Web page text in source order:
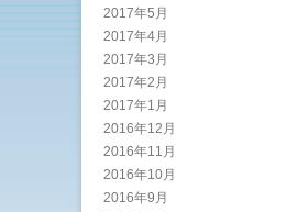
2017年5月
2017年4月
2017年3月
2017年2月
2017年1月
2016年12月
2016年11月
2016年10月
2016年9月